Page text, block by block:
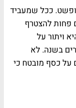
ככל שמעביד
פחות להצטרף
ויתור על
בשנה. לא
על כסף מובטח כי